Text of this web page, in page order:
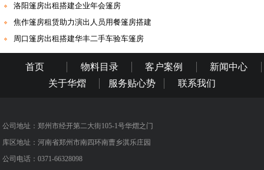
洛阳篷房出租搭建企业年会篷房
焦作篷房租赁助力演出人员用餐篷房搭建
周口篷房出租搭建华丰二手车验车篷房
首页 物料目录 客户案例
新闻中心
关于华熠
服务贴心势 联系我们
公司地址：郑州市经开第二大街105-1号华熠之门
库区地址：河南省郑州市南四环南曹乡淇乐庄园
公司电话：0371-66328098